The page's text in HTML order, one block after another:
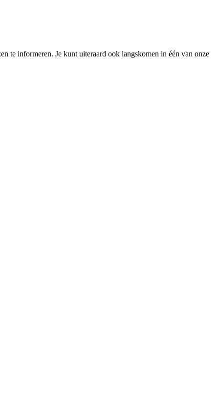
te informeren. Je kunt uiteraard ook langskomen in één van onze